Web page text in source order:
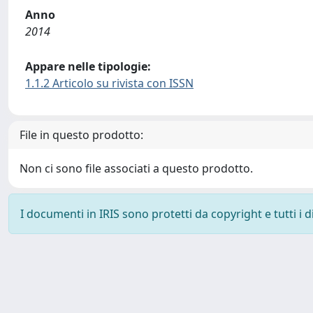
Anno
2014
Appare nelle tipologie:
1.1.2 Articolo su rivista con ISSN
File in questo prodotto:
Non ci sono file associati a questo prodotto.
I documenti in IRIS sono protetti da copyright e tutti i